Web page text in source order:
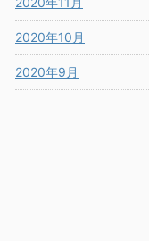
2020年10月
2020年9月